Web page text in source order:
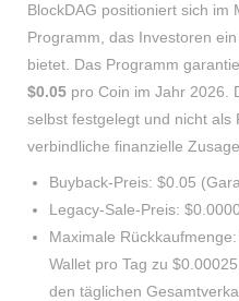
BlockDAG positioniert sich im
Programm, das Investoren
bietet. Das Programm
$0.05 pro Coin im Jahr 2026.
selbst festgelegt und nicht als
verbindliche finanzielle
Buyback-Preis: $0.05
Legacy-Sale-Preis:
Maximale
Wallet pro Tag zu
den täglichen